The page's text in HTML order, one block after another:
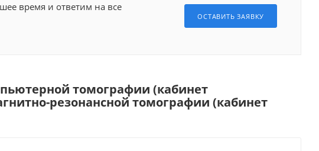
время и ответим на все
ОСТАВИТЬ ЗАЯВКУ
томографии (кабинет
резонансной томографии (кабинет